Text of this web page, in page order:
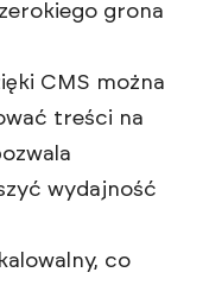
grona
CMS można
treści na
wydajność
co